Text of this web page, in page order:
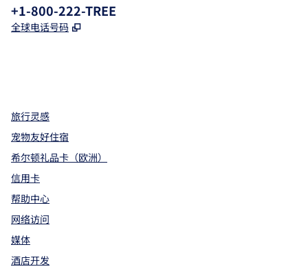
电话:
+1-800-222-TREE
全球电话号码 ,
旅行灵感
宠物友好住宿
希尔顿礼品卡（欧洲）
信用卡
帮助中心
网络访问
媒体
酒店开发